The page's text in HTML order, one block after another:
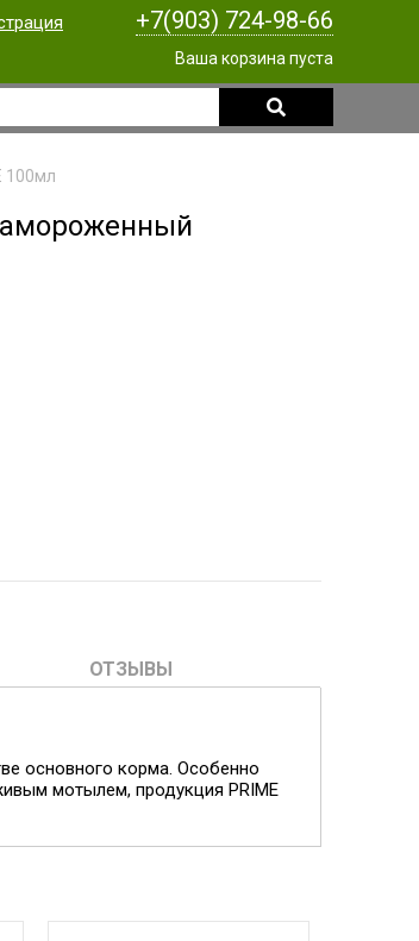
+7(903) 724-98-66
Ваша корзина пуста
100мл
ОТЗЫВЫ
основного корма. Особенно
мотылем, продукция PRIME